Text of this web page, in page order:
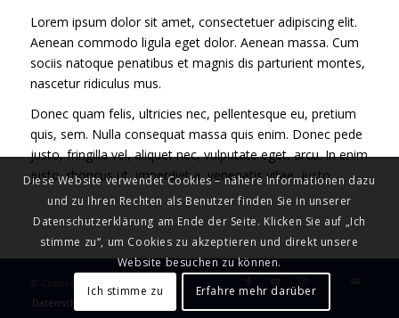
Lorem ipsum dolor sit amet, consectetuer adipiscing elit.
Aenean commodo ligula eget dolor. Aenean massa. Cum
sociis natoque penatibus et magnis dis parturient montes,
nascetur ridiculus mus.
Donec quam felis, ultricies nec, pellentesque eu, pretium
quis, sem. Nulla consequat massa quis enim. Donec pede
justo, fringilla vel, aliquet nec, vulputate eget, arcu. In enim
justo, rhoncus ut, imperdiet a, venenatis vitae, justo.
© Copyright - Maxim Mankevich
Datenschutz
Diese Website verwendet Cookies – nähere Informationen dazu
und zu Ihren Rechten als Benutzer finden Sie in unserer
Datenschutzerklärung am Ende der Seite. Klicken Sie auf „Ich
stimme zu“, um Cookies zu akzeptieren und direkt unsere
Website besuchen zu können.
Ich stimme zu
Erfahre mehr darüber